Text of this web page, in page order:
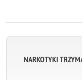
NARKOTYKI